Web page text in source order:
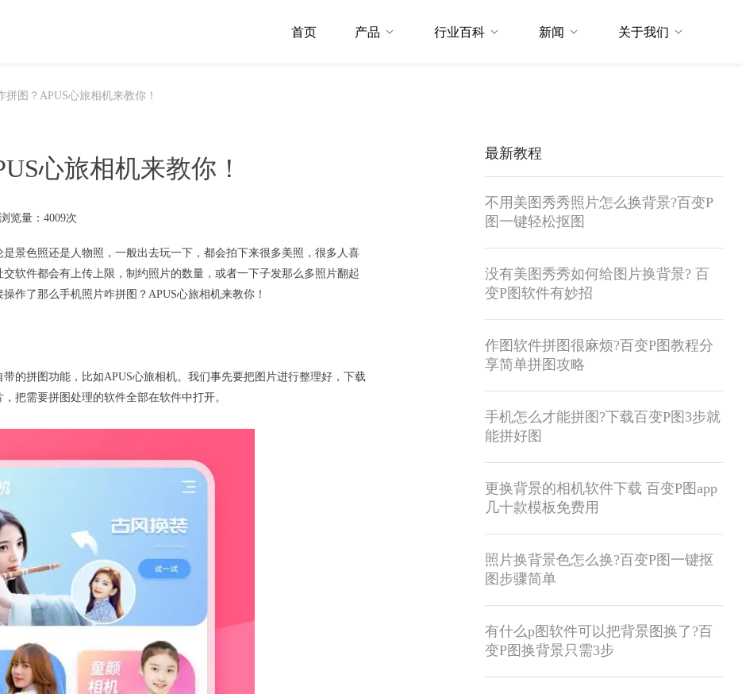
首页 产品 行业百科 新闻 关于我们
拼图？APUS心旅相机来教你！
心旅相机来教你！
浏览量：4009次
景色照还是人物照，一般出去玩一下，都会拍下来很多美照，很多人喜
软件都会有上传上限，制约照片的数量，或者一下子发那么多照片翻起
作了那么手机照片咋拼图 ？ APUS心旅相机来教你！
带的拼图功能，比如APUS心旅相机。我们事先要把图片进行整理好，下载
把需要拼图处理的软件全部在软件中打开。
最新教程
不用美图秀秀照片怎么换背景?百变P
图一键轻松抠图
没有美图秀秀如何给图片换背景? 百
变P图软件有妙招
作图软件拼图很麻烦?百变P图教程分
享简单拼图攻略
手机怎么才能拼图?下载百变P图3步就
能拼好图
更换背景的相机软件下载 百变P图app
几十款模板免费用
照片换背景色怎么换?百变P图一键抠
图步骤简单
有什么p图软件可以把背景图换了?百
变P图换背景只需3步